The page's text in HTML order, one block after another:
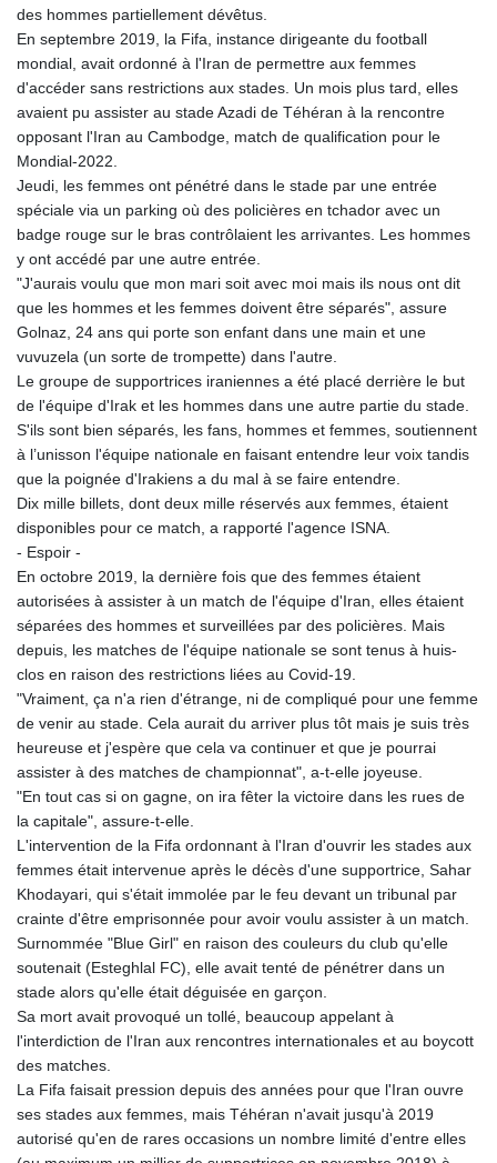
des hommes partiellement dévêtus.
En septembre 2019, la Fifa, instance dirigeante du football
mondial, avait ordonné à l'Iran de permettre aux femmes
d'accéder sans restrictions aux stades. Un mois plus tard, elles
avaient pu assister au stade Azadi de Téhéran à la rencontre
opposant l'Iran au Cambodge, match de qualification pour le
Mondial-2022.
Jeudi, les femmes ont pénétré dans le stade par une entrée
spéciale via un parking où des policières en tchador avec un
badge rouge sur le bras contrôlaient les arrivantes. Les hommes
y ont accédé par une autre entrée.
"J'aurais voulu que mon mari soit avec moi mais ils nous ont dit
que les hommes et les femmes doivent être séparés", assure
Golnaz, 24 ans qui porte son enfant dans une main et une
vuvuzela (un sorte de trompette) dans l'autre.
Le groupe de supportrices iraniennes a été placé derrière le but
de l'équipe d'Irak et les hommes dans une autre partie du stade.
S'ils sont bien séparés, les fans, hommes et femmes, soutiennent
à l’unisson l'équipe nationale en faisant entendre leur voix tandis
que la poignée d'Irakiens a du mal à se faire entendre.
Dix mille billets, dont deux mille réservés aux femmes, étaient
disponibles pour ce match, a rapporté l'agence ISNA.
- Espoir -
En octobre 2019, la dernière fois que des femmes étaient
autorisées à assister à un match de l'équipe d'Iran, elles étaient
séparées des hommes et surveillées par des policières. Mais
depuis, les matches de l'équipe nationale se sont tenus à huis-
clos en raison des restrictions liées au Covid-19.
"Vraiment, ça n'a rien d'étrange, ni de compliqué pour une femme
de venir au stade. Cela aurait du arriver plus tôt mais je suis très
heureuse et j'espère que cela va continuer et que je pourrai
assister à des matches de championnat", a-t-elle joyeuse.
"En tout cas si on gagne, on ira fêter la victoire dans les rues de
la capitale", assure-t-elle.
L'intervention de la Fifa ordonnant à l'Iran d'ouvrir les stades aux
femmes était intervenue après le décès d'une supportrice, Sahar
Khodayari, qui s'était immolée par le feu devant un tribunal par
crainte d'être emprisonnée pour avoir voulu assister à un match.
Surnommée "Blue Girl" en raison des couleurs du club qu'elle
soutenait (Esteghlal FC), elle avait tenté de pénétrer dans un
stade alors qu'elle était déguisée en garçon.
Sa mort avait provoqué un tollé, beaucoup appelant à
l'interdiction de l'Iran aux rencontres internationales et au boycott
des matches.
La Fifa faisait pression depuis des années pour que l'Iran ouvre
ses stades aux femmes, mais Téhéran n'avait jusqu'à 2019
autorisé qu'en de rares occasions un nombre limité d'entre elles